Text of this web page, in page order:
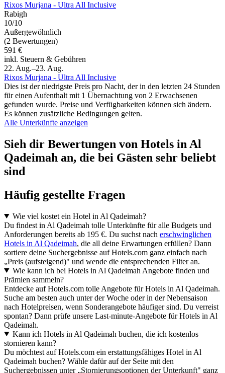
Rixos Murjana - Ultra All Inclusive
Rabigh
10/10
Außergewöhnlich
(2 Bewertungen)
591 €
inkl. Steuern & Gebühren
22. Aug.–23. Aug.
Rixos Murjana - Ultra All Inclusive
Dies ist der niedrigste Preis pro Nacht, der in den letzten 24 Stunden
für einen Aufenthalt mit 1 Übernachtung von 2 Erwachsenen
gefunden wurde. Preise und Verfügbarkeiten können sich ändern.
Es können zusätzliche Bedingungen gelten.
Alle Unterkünfte anzeigen
Sieh dir Bewertungen von Hotels in Al
Qadeimah an, die bei Gästen sehr beliebt
sind
Häufig gestellte Fragen
Wie viel kostet ein Hotel in Al Qadeimah?
Du findest in Al Qadeimah tolle Unterkünfte für alle Budgets und
Anforderungen bereits ab 195 €. Du suchst nach erschwinglichen
Hotels in Al Qadeimah, die all deine Erwartungen erfüllen? Dann
sortiere deine Suchergebnisse auf Hotels.com ganz einfach nach
„Preis (aufsteigend)" und wende die entsprechenden Filter an.
Wie kann ich bei Hotels in Al Qadeimah Angebote finden und
Prämien sammeln?
Entdecke auf Hotels.com tolle Angebote für Hotels in Al Qadeimah.
Suche am besten auch unter der Woche oder in der Nebensaison
nach Hotelpreisen, wenn Sonderangebote häufiger sind. Du verreist
spontan? Dann prüfe unsere Last-minute-Angebote für Hotels in Al
Qadeimah.
Kann ich Hotels in Al Qadeimah buchen, die ich kostenlos
stornieren kann?
Du möchtest auf Hotels.com ein erstattungsfähiges Hotel in Al
Qadeimah buchen? Wähle dafür auf der Seite mit den
Suchergebnissen unter „Stornierungsoptionen der Unterkunft" ganz